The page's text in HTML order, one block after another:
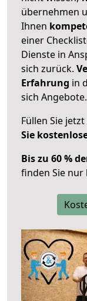
übernehmen
Ihnen
einer
Dienste in
sich zurück.
Erfahrung in
sich Angebote.
Füllen Sie
Sie
Bis zu 60 %
finden Sie nur